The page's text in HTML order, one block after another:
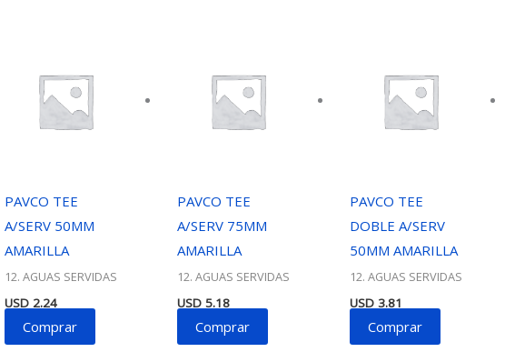
PAVCO TEE
A/SERV 50MM
AMARILLA
12. AGUAS SERVIDAS
USD2.24
Comprar
PAVCO TEE
A/SERV 75MM
AMARILLA
12. AGUAS SERVIDAS
USD5.18
Comprar
PAVCO TEE
DOBLE A/SERV
50MM AMARILLA
12. AGUAS SERVIDAS
USD 3.81
Comprar